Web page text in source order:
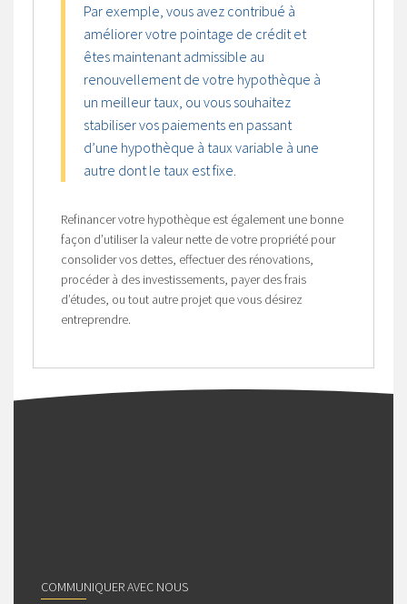
Par exemple, vous avez contribué à
améliorer votre pointage de crédit et
êtes maintenant admissible au
renouvellement de votre hypothèque à
un meilleur taux, ou vous souhaitez
stabiliser vos paiements en passant
d’une hypothèque à taux variable à une
autre dont le taux est fixe.
Refinancer votre hypothèque est également une bonne
façon d’utiliser la valeur nette de votre propriété pour
consolider vos dettes, effectuer des rénovations,
procéder à des investissements, payer des frais
d’études, ou tout autre projet que vous désirez
entreprendre.
COMMUNIQUER AVEC NOUS